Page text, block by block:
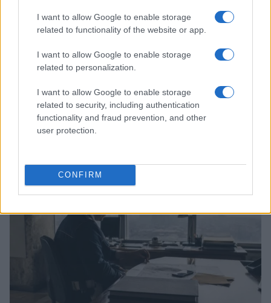
I want to allow Google to enable storage
related to functionality of the website or app.
I want to allow Google to enable storage
related to personalization.
I want to allow Google to enable storage
related to security, including authentication
functionality and fraud prevention, and other
user protection.
CONFIRM
Come scegliere le scarpe da running donna: comfort
e performance